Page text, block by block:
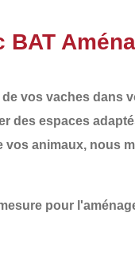
de vos vaches dans
des espaces
vos animaux, nous
pour